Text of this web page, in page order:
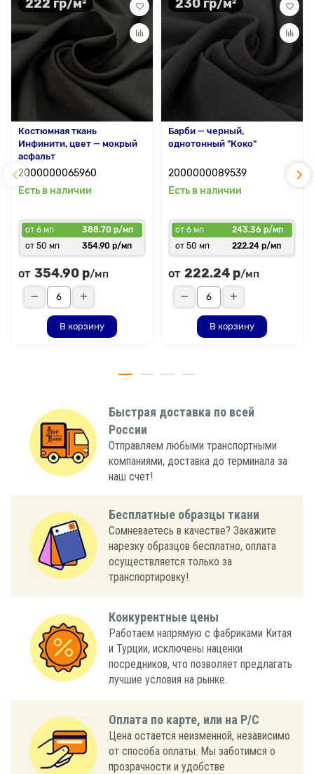
222 гр/м²
Костюмная ткань
Инфинити, цвет — мокрый
асфальт
2000000065960
Есть в наличии
от 6 мп
388.70 р/мп
от 50 мп
354.90 р/мп
от 354.90 р/мп
В корзину
230 гр/м²
Барби — черный,
однотонный "Коко"
2000000089539
Есть в наличии
от 6 мп
243.36 р/мп
от 50 мп
222.24 р/мп
от 222.24 р/мп
В корзину
Быстрая доставка по всей
России
Отправляем любыми транспортными
компаниями, доставка до терминала за
наш счет!
Бесплатные образцы ткани
Сомневаетесь в качестве? Закажите
нарезку образцов бесплатно, оплата
осуществляется только за
транспортировку!
Конкурентные цены
Работаем напрямую с фабриками Китая
и Турции, исключены наценки
посредников, что позволяет предлагать
лучшие условия на рынке.
Оплата по карте, или на Р/С
Цена остается неизменной, независимо
от способа оплаты. Мы заботимся о
прозрачности и удобстве